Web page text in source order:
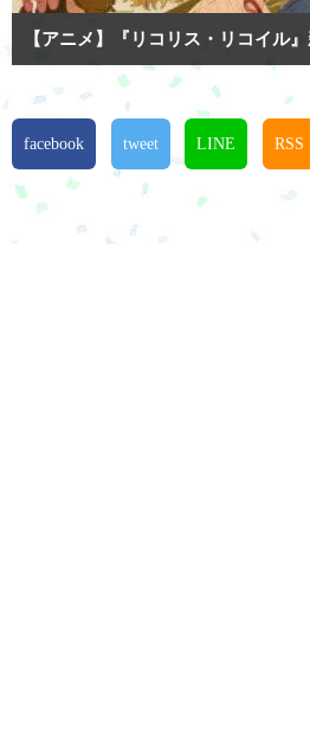
【アニメ】『リコリス・リコイル
facebook tweet LINE RSS